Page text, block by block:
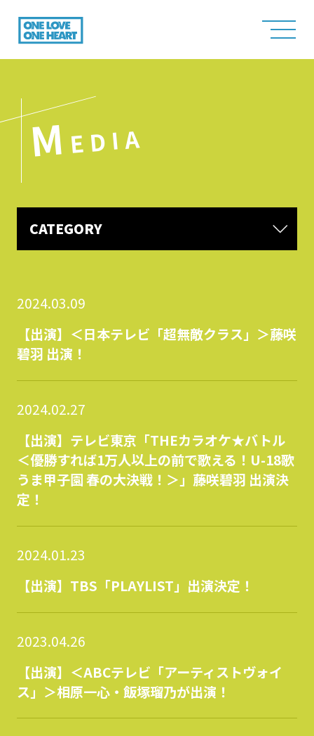
M EDIA
CATEGORY
2024.03.09
【出演】＜日本テレビ「超無敵クラス」＞藤咲
碧羽 出演！
2024.02.27
【出演】テレビ東京「THEカラオケ★バトル
＜優勝すれば1万人以上の前で歌える！U-18歌
うま甲子園 春の大決戦！＞」藤咲碧羽 出演決
定！
2024.01.23
【出演】TBS「PLAYLIST」出演決定！
2023.04.26
【出演】＜ABCテレビ「アーティストヴォイ
ス」＞相原一心・飯塚瑠乃が出演！